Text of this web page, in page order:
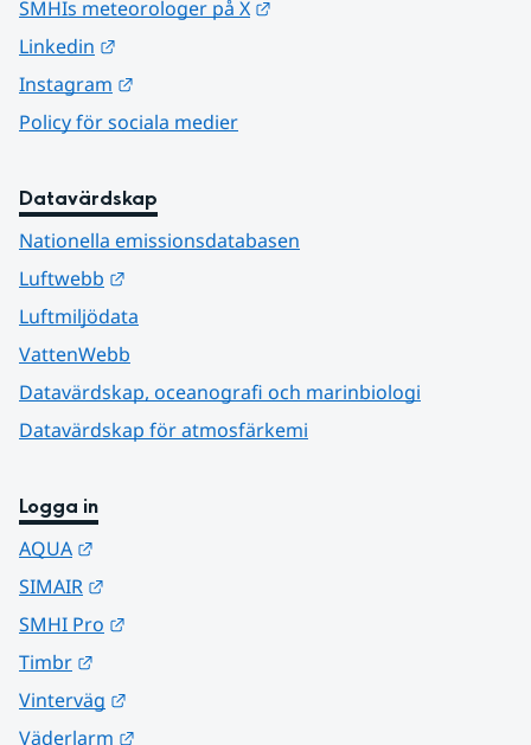
SMHIs meteorologer på X
Linkedin
Instagram
Policy för sociala medier
Datavärdskap
Nationella emissionsdatabasen
Luftwebb
Luftmiljödata
VattenWebb
Datavärdskap, oceanografi och marinbiologi
Datavärdskap för atmosfärkemi
Logga in
AQUA
SIMAIR
SMHI Pro
Timbr
Vinterväg
Väderlarm